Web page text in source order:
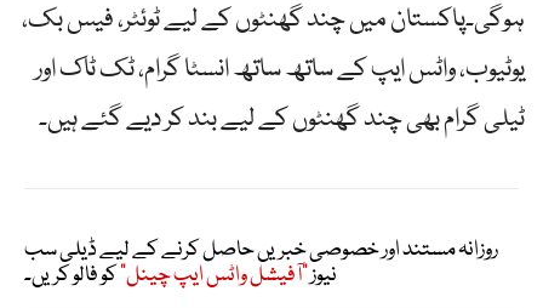
ہوگی۔پاکستان میں چند گھنٹوں کے لیے ٹوئٹر، فیس بک،
یوٹیوب، واٹس ایپ کے ساتھ ساتھ انسٹا گرام، ٹک ٹاک اور
ٹیلی گرام بھی چند گھنٹوں کے لیے بند کر دیے گئے ہیں۔
روزانہ مستند اور خصوصی خبریں حاصل کرنے کے لیے ڈیلی سب
نیوز"آفیشل واٹس ایپ چینل"کو فالو کریں۔